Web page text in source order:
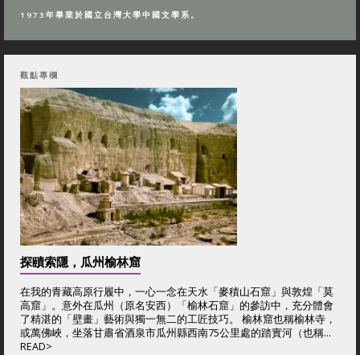
1973年畢業於國立台灣大學中國文學系。
觀點專欄
探賾索隱，瓜州榆林窟
在我的青藏高原行履中，一心一念在天水「麥積山石窟」與敦煌「莫
高窟」。意外在瓜州（原名安西）「榆林石窟」的參訪中，充分體會
了精湛的「壁畫」藝術與獨一無二的工匠技巧。 榆林窟也稱榆林寺，
或萬佛峽，坐落甘肅省酒泉市瓜州縣西南75公里處的踏實河（也稱...
READ>